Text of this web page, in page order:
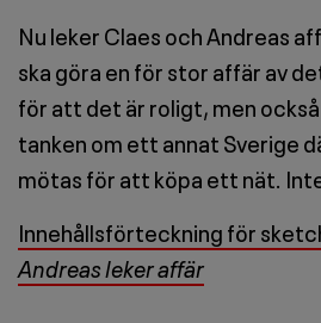
Nu leker Claes och Andreas
ska göra en för stor affär av
för att det är roligt, men
tanken om ett annat Sverige
mötas för att köpa ett nät.
Innehållsförteckning för
Andreas leker affär